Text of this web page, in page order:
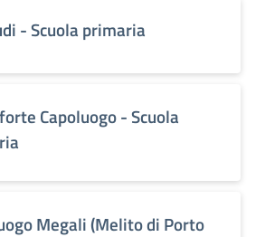
- Scuola primaria
Capoluogo - Scuola
Megali (Melito di Porto